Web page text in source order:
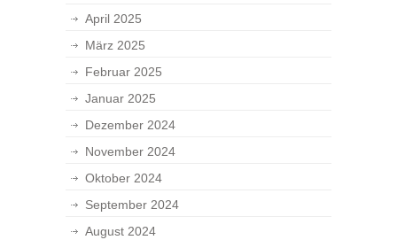
April 2025
März 2025
Februar 2025
Januar 2025
Dezember 2024
November 2024
Oktober 2024
September 2024
August 2024